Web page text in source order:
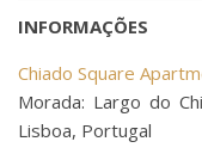
INFORMAÇÕES
Chiado Square
Morada: Largo do
Lisboa, Portugal